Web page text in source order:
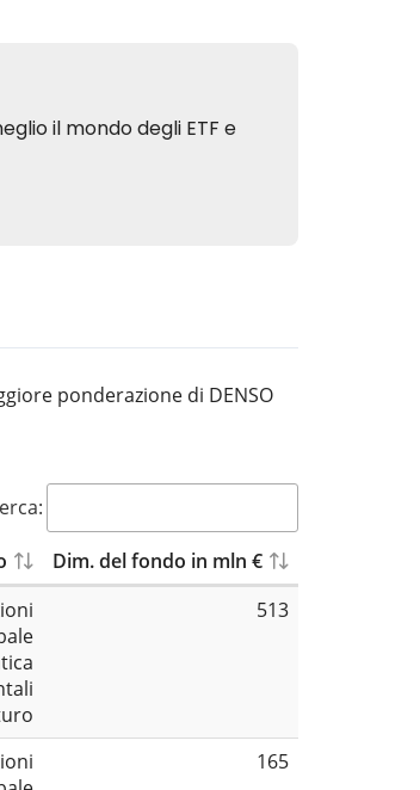
ponderazione di DENSO
Dim. del fondo in mln €
513
165